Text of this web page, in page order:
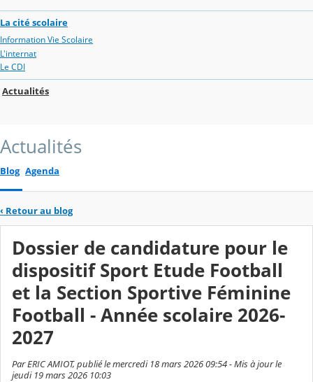
La cité scolaire
Information Vie Scolaire
L'internat
Le CDI
Actualités
Actualités
Blog Agenda
‹ Retour au blog
Dossier de candidature pour le
dispositif Sport Etude Football
et la Section Sportive Féminine
Football - Année scolaire 2026-
2027
Par ERIC AMIOT, publié le mercredi 18 mars 2026 09:54 - Mis à jour le
jeudi 19 mars 2026 10:03